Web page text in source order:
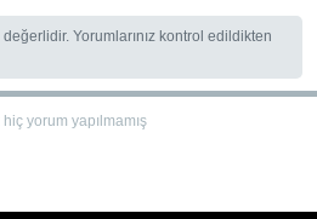
Yorumlarınız kontrol edildikten
yorum yapılmamış